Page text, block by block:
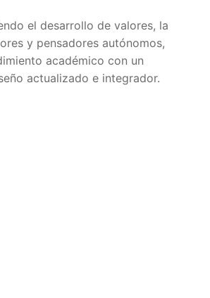
el desarrollo de valores, la
y pensadores autónomos,
académico con un
actualizado e integrador.